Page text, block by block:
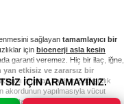
İÇİN ARAMAYINIZ.
sağlayan tamamlayıcı bir
için bioenerji asla kesin
garanti veremez. Hiç bir ilaç, iğne,
yan etkisiz ve zararsız bir
ortadan kaldırır. Bağışıklık
akordunun yapılmasıyla vücut
takip etmek sizin